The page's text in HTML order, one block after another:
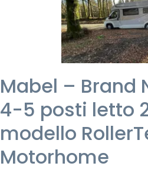
Mabel – Brand
4-5 posti letto
modello
Motorhome